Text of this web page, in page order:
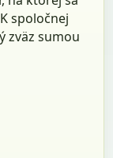
spoločnej
zväz sumou